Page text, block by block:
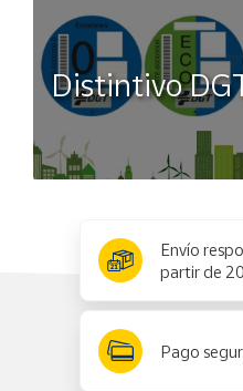
Distintivo
Envío
partir de
Pago